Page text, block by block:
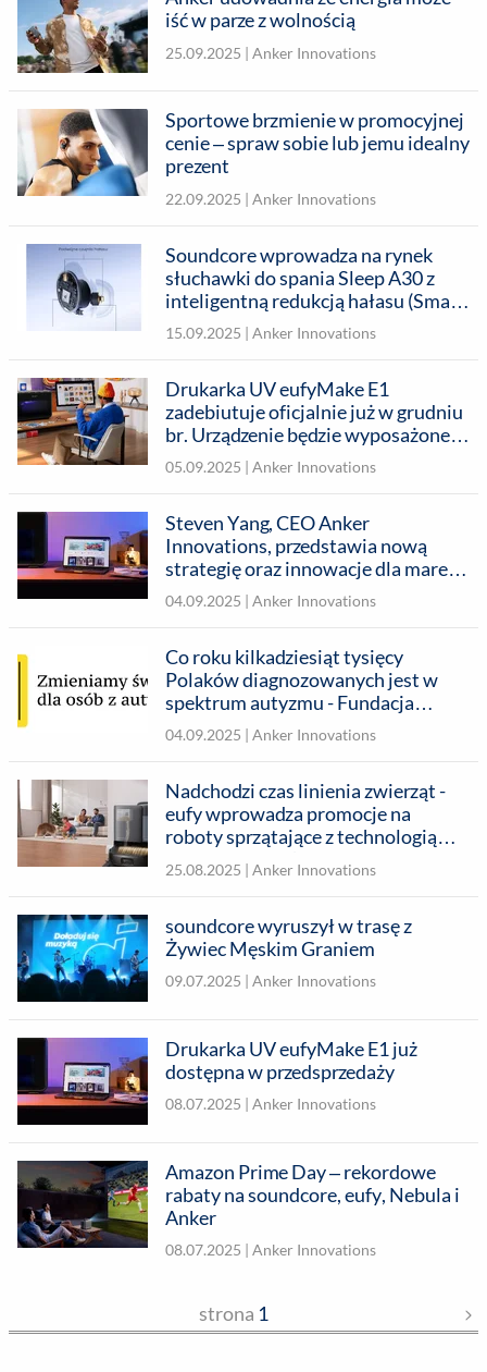
iść w parze z wolnością
25.09.2025 | Anker Innovations
Sportowe brzmienie w promocyjnej
cenie – spraw sobie lub jemu idealny
prezent
22.09.2025 | Anker Innovations
Soundcore wprowadza na rynek
słuchawki do spania Sleep A30 z
inteligentną redukcją hałasu (Smart
ANC) i bardziej kompaktową
konstrukcją
15.09.2025 | Anker Innovations
Drukarka UV eufyMake E1
zadebiutuje oficjalnie już w grudniu
br. Urządzenie będzie wyposażone w
inteligentne narzędzie projektowe
oparte na sztucznej inteligencji
05.09.2025 | Anker Innovations
Steven Yang, CEO Anker
Innovations, przedstawia nową
strategię oraz innowacje dla marek
Anker, eufy i soundcore podczas
targów IFA w Berlinie
04.09.2025 | Anker Innovations
Co roku kilkadziesiąt tysięcy
Polaków diagnozowanych jest w
spektrum autyzmu - Fundacja
Synapsis wraz z soundcore działają
na rzecz większej dostępności
04.09.2025 | Anker Innovations
Nadchodzi czas linienia zwierząt -
eufy wprowadza promocje na
roboty sprzątające z technologią
sprzątania sierści
25.08.2025 | Anker Innovations
soundcore wyruszył w trasę z
Żywiec Męskim Graniem
09.07.2025 | Anker Innovations
Drukarka UV eufyMake E1 już
dostępna w przedsprzedaży
08.07.2025 | Anker Innovations
Amazon Prime Day – rekordowe
rabaty na soundcore, eufy, Nebula i
Anker
08.07.2025 | Anker Innovations
strona 1